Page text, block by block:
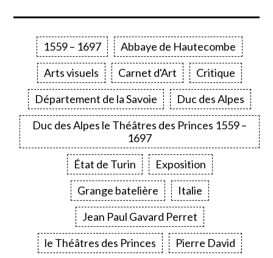
1559 – 1697
Abbaye de Hautecombe
Arts visuels
Carnet d'Art
Critique
Département de la Savoie
Duc des Alpes
Duc des Alpes le Théâtres des Princes 1559 –
1697
État de Turin
Exposition
Grange batelière
Italie
Jean Paul Gavard Perret
le Théâtres des Princes
Pierre David